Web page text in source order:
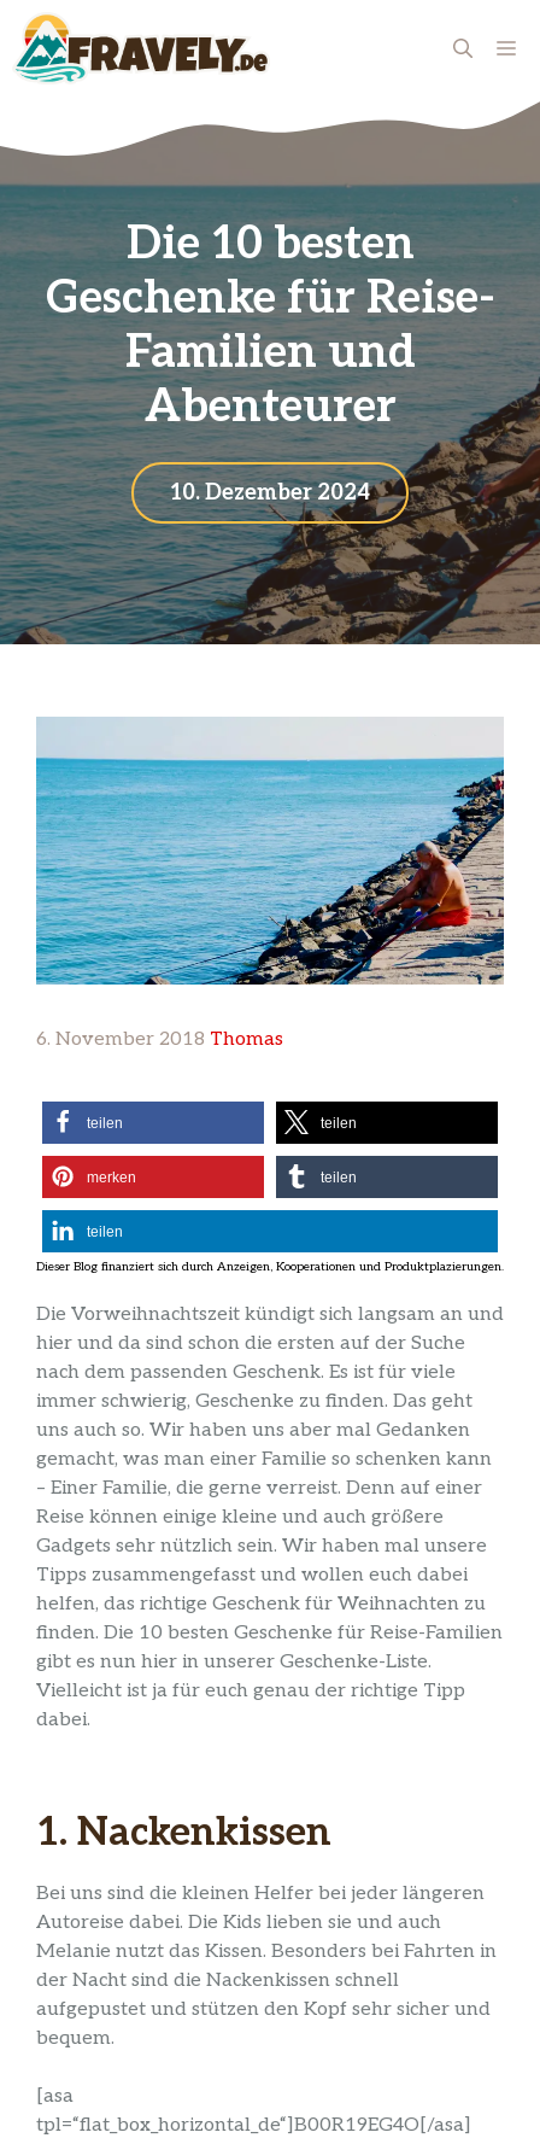
Zum
Inhalt
springen
Die 10 besten
Geschenke für Reise-
Familien und
Abenteurer
10. Dezember 2024
6. November 2018 Thomas
teilen teilen
merken teilen
teilen
Die Vorweihnachtszeit kündigt sich langsam an und
hier und da sind schon die ersten auf der Suche
nach dem passenden Geschenk. Es ist für viele
immer schwierig, Geschenke zu finden. Das geht
uns auch so. Wir haben uns aber mal Gedanken
gemacht, was man einer Familie so schenken kann
– Einer Familie, die gerne verreist. Denn auf einer
Reise können einige kleine und auch größere
Gadgets sehr nützlich sein. Wir haben mal unsere
Tipps zusammengefasst und wollen euch dabei
helfen, das richtige Geschenk für Weihnachten zu
finden. Die 10 besten Geschenke für Reise-Familien
gibt es nun hier in unserer Geschenke-Liste.
Vielleicht ist ja für euch genau der richtige Tipp
dabei.
1. Nackenkissen
Bei uns sind die kleinen Helfer bei jeder längeren
Autoreise dabei. Die Kids lieben sie und auch
Melanie nutzt das Kissen. Besonders bei Fahrten in
der Nacht sind die Nackenkissen schnell
aufgepustet und stützen den Kopf sehr sicher und
bequem.
[asa
tpl=“flat_box_horizontal_de“]B00R19EG4O[/asa]